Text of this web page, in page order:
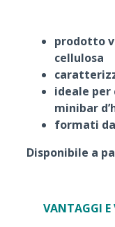
prodotto
cellulosa
ideale per
minibar
formati da
Disponibile a
VANTAGGI E